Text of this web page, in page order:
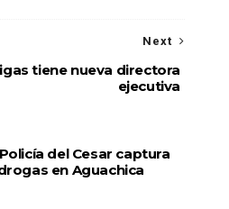
Next
tiene nueva directora
ejecutiva
del Cesar captura
en Aguachica